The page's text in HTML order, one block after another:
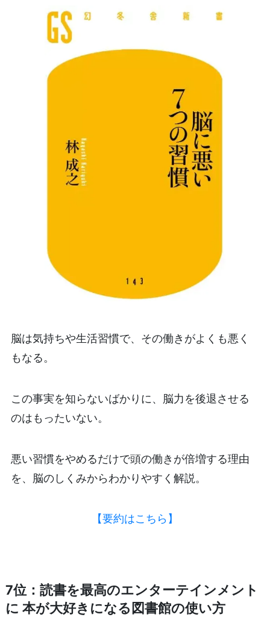
脳は気持ちや生活習慣で、その働きがよくも悪く
もなる。
この事実を知らないばかりに、脳力を後退させる
のはもったいない。
悪い習慣をやめるだけで頭の働きが倍増する理由
を、脳のしくみからわかりやすく解説。
【要約はこちら】
7位：読書を最高のエンターテインメント
に 本が大好きになる図書館の使い方